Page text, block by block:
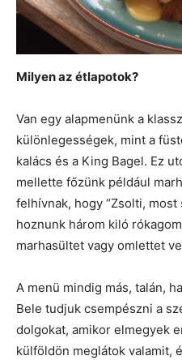
Milyen az étlapotok?
Van egy alapmenünk a
különlegességek, mint a
kalács és a King Bagel. Ez
mellette főzünk például
felhívnak, hogy “Zsolti,
hoznunk három kiló
marhasültet vagy omlettet
A menü mindig más, talán,
Bele tudjuk csempészni a
dolgokat, amikor elmegyek
külföldön meglátok valamit,